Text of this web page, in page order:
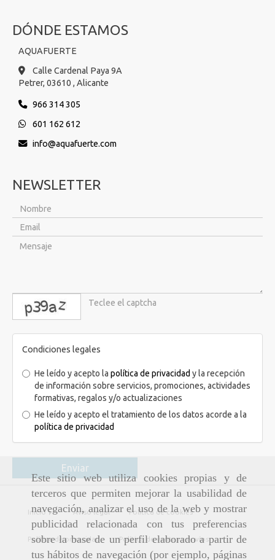
Este sitio web utiliza cookies propias y de
terceros que permiten mejorar la usabilidad de
navegación, analizar el uso de la web y mostrar
publicidad relacionada con tus preferencias
sobre la base de un perfil elaborado a partir de
tus hábitos de navegación (por ejemplo, páginas
DÓNDE ESTAMOS
AQUAFUERTE
Calle Cardenal Paya 9A
Petrer, 03610 , Alicante
966 314 305
601 162 612
info
aquafuerte.com
NEWSLETTER
captcha
Condiciones legales
He leído y acepto la política de privacidad y la recepción
de información sobre servicios, promociones, actividades
formativas, regalos y/o actualizaciones
He leído y acepto el tratamiento de los datos acorde a la
política de privacidad
Enviar
Inicio Aviso legal Política de cookies
Política de privacidad Política de ventas y envíos